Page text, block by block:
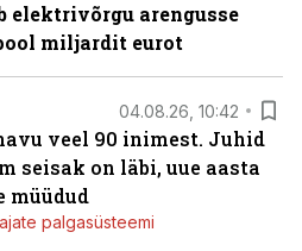
arengusse
miljardit eurot
04.08.26, 10:42
veel 90 inimest. Juhid
seisak on läbi, uue aasta
müüdud
palgasüsteemi